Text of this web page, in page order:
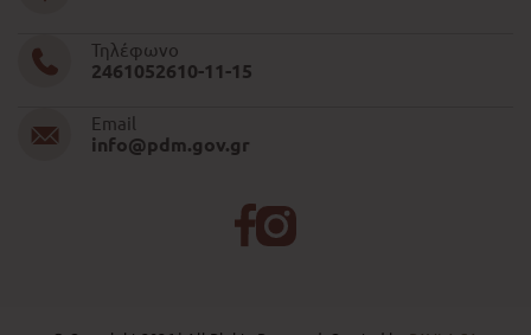
Τηλέφωνο
2461052610-11-15
Email
info@pdm.gov.gr